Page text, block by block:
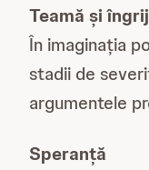
Teamă și
În imaginația
stadii de
argumentele
Speranță